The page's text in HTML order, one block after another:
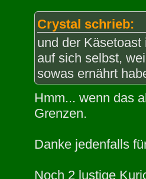
Crystal schrieb:
und der
auf sich selbst,
sowas ernährt
Hmm... wenn das
Grenzen.
Danke jedenfalls
Noch 2 lustige